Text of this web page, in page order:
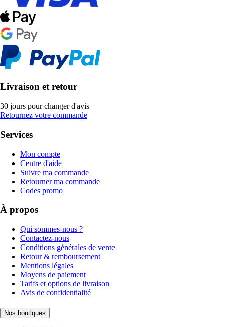
Livraison et retour
30 jours pour changer d'avis
Retournez votre commande
Services
Mon compte
Centre d'aide
Suivre ma commande
Retourner ma commande
Codes promo
À propos
Qui sommes-nous ?
Contactez-nous
Conditions générales de vente
Retour & remboursement
Mentions légales
Moyens de paiement
Tarifs et options de livraison
Avis de confidentialité
Nos boutiques